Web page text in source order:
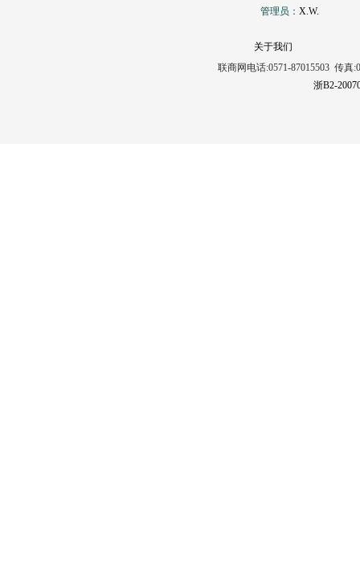
管理员： X.W.
关于我们
联商网电话:0571-87015503 传真
浙B2-